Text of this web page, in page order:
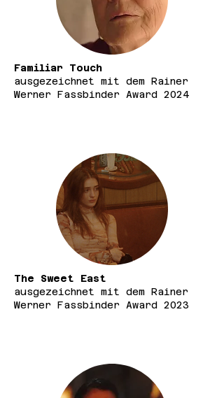
Familiar Touch
ausgezeichnet mit dem Rainer
Werner Fassbinder Award 2024
The Sweet East
ausgezeichnet mit dem Rainer
Werner Fassbinder Award 2023